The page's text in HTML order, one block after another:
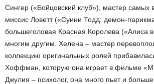
Сингер («Бойцовский клуб»), мастер самых
миссис Ловетт («Суини Тодд: демон-
большеголовая Красная Королева («Алиса
многим другим. Хелена – мастер
коллекцию оригинальных ролей
Хоффман, которую она играет в фильме
Джулия – психолог, она много пьет и